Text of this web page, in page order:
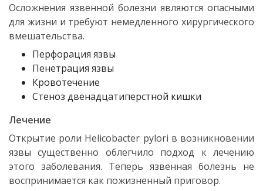
Осложнения язвенной болезни являются опасными
для жизни и требуют немедленного хирургического
вмешательства.
Перфорация язвы
Пенетрация язвы
Кровотечение
Стеноз двенадцатиперстной кишки
Лечение
Открытие роли Helicobacter pylori в возникновении
язвы существенно облегчило подход к лечению
этого заболевания. Теперь язвенная болезнь не
воспринимается как пожизненный приговор.